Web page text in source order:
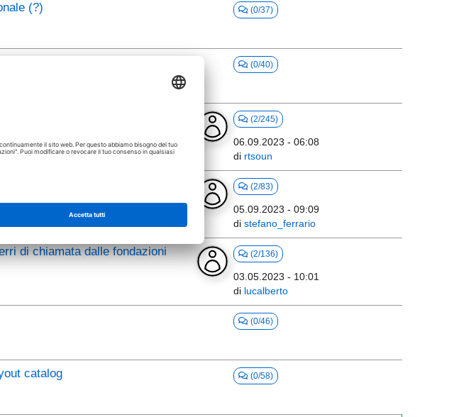
(?) (0/37)
(0/40)
(2/245)
06.09.2023 - 06:08
di rtsoun
(2/83)
05.09.2023 - 09:09
di stefano_ferrario
di chiamata dalle fondazioni (2/136)
03.05.2023 - 10:01
di lucalberto
(0/46)
catalog (0/58)